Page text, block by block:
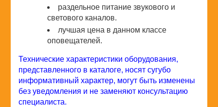
раздельное питание звукового и
светового каналов.
лучшая цена в данном классе
оповещателей.
Технические характеристики оборудования,
представленного в каталоге, носят сугубо
информативный характер, могут быть изменены
без уведомления и не заменяют консультацию
специалиста.